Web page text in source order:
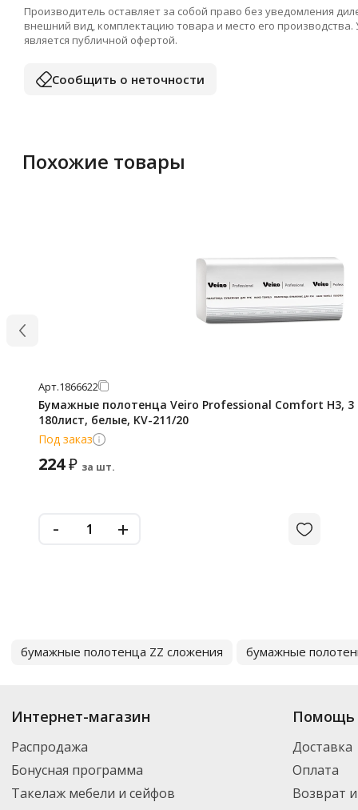
Производитель оставляет за собой право без уведомления
внешний вид, комплектацию товара и место его
является публичной офертой.
Сообщить о неточности
Похожие товары
Арт.1866622
Бумажные полотенца Veiro Professional Comfort H3, 3
180лист, белые, KV-211/20
Под заказ
224₽ за шт.
- +
бумажные полотенца ZZ сложения бумажные
Интернет-магазин
Распродажа
Бонусная программа
Такелаж мебели и сейфов
Помощь
Доставка
Оплата
Возврат